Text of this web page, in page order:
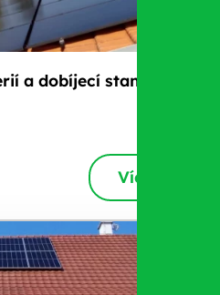
a dobíjecí stanici -
Více